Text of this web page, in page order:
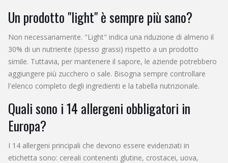
Un prodotto "light" è sempre più sano?
Non necessariamente. "Light" indica una riduzione di almeno il
30% di un nutriente (spesso grassi) rispetto a un prodotto
simile. Tuttavia, per mantenere il sapore, le aziende potrebbero
aggiungere più zucchero o sale. Bisogna sempre controllare
l'elenco completo degli ingredienti e la tabella nutrizionale.
Quali sono i 14 allergeni obbligatori in
Europa?
I 14 allergeni principali che devono essere evidenziati in
etichetta sono: cereali contenenti glutine, crostacei, uova,